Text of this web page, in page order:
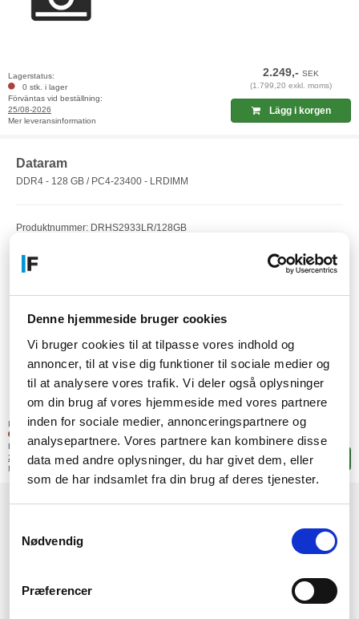
Denne hjemmeside bruger cookies
Vi bruger cookies til at tilpasse vores indhold og
annoncer, til at vise dig funktioner til sociale medier og
til at analysere vores trafik. Vi deler også oplysninger
om din brug af vores hjemmeside med vores partnere
inden for sociale medier, annonceringspartnere og
analysepartnere. Vores partnere kan kombinere disse
data med andre oplysninger, du har givet dem, eller
som de har indsamlet fra din brug af deres tjenester.
Nødvendig
Præferencer
Lagerstatus:
0 stk. i lager
Förväntas vid beställning:
25/08-2026
Mer leveransinformation
2.249,-SEK
(1.799,20 exkl. moms)
Lägg i korgen
Dataram
DDR4 - 128 GB / PC4-23400 - LRDIMM
Produktnummer: DRHS2933LR/128GB
Artikelnummer: F25412393
Lagerstatus:
0 stk. i lager
Förväntas vid beställning:
25/08-2026
Mer leveransinformation
8.052,-SEK
Lägg i korgen